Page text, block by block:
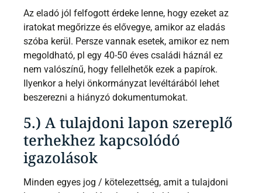
Az eladó jól felfogott érdeke lenne, hogy ezeket az
iratokat megőrizze és elővegye, amikor az eladás
szóba kerül. Persze vannak esetek, amikor ez nem
megoldható, pl egy 40-50 éves családi háznál ez
nem valószínű, hogy fellelhetők ezek a papírok.
Ilyenkor a helyi önkormányzat levéltárából lehet
beszerezni a hiányzó dokumentumokat.
5.) A tulajdoni lapon szereplő
terhekhez kapcsolódó
igazolások
Minden egyes jog / kötelezettség, amit a tulajdoni